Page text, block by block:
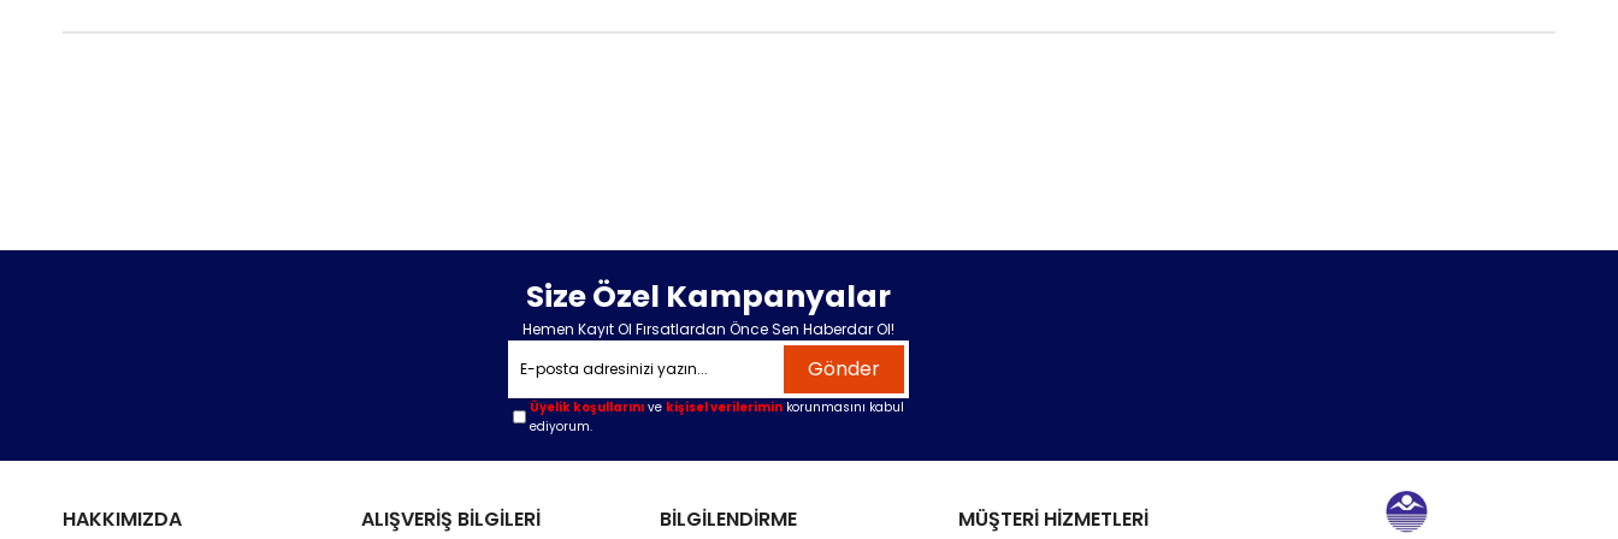
Size Özel Kampanyalar
Hemen Kayıt Ol Fırsatlardan Önce Sen Haberdar Ol!
Gönder
Üyelik koşullarını ve kişisel verilerimin korunmasını kabul
ediyorum.
HAKKIMIZDA ALIŞVERİŞ BİLGİLERİ BİLGİLENDİRME MÜŞTERİ HİZMETLERİ